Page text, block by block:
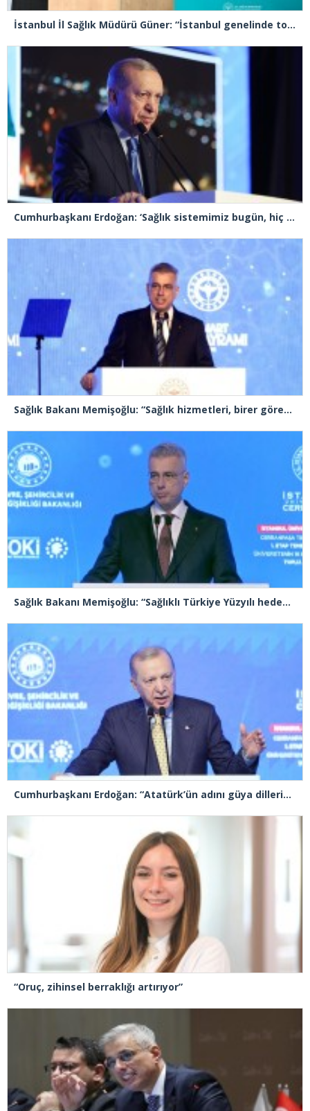
İstanbul İl Sağlık Müdürü Güner: “İstanbul genelinde toplam 48 bin 816 sağlık personelimiz bayram süresince görev başındadır”
Cumhurbaşkanı Erdoğan: ‘Sağlık sistemimiz bugün, hiç olmadığı kadar güçlüdür, dayanıklıdır’
Sağlık Bakanı Memişoğlu: “Sağlık hizmetleri, birer görev olmakla birlikte, birer sorumluluk ve emanet bilinci de taşımaktadır”
Sağlık Bakanı Memişoğlu: “Sağlıklı Türkiye Yüzyılı hedefleri için gece gündüz çalışmaya devam ediyoruz”
Cumhurbaşkanı Erdoğan: “Atatürk’ün adını güya dillerinden düşürmeyenler, mirasına sahip çıkmadı”
“Oruç, zihinsel berraklığı artırıyor”